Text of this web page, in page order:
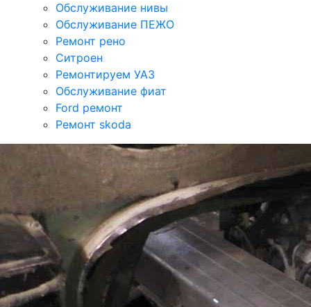
Обслуживание нивы
Обслуживание ПЕЖО
Ремонт рено
Ситроен
Ремонтируем УАЗ
Обслуживание фиат
Ford ремонт
Ремонт skoda